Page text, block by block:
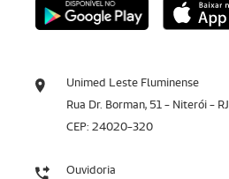
Unimed Leste Fluminense
Rua Dr. Borman, 51 - Niterói - RJ
CEP: 24020-320
Ouvidoria